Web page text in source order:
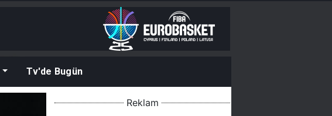
Tv'de Bugün
Reklam